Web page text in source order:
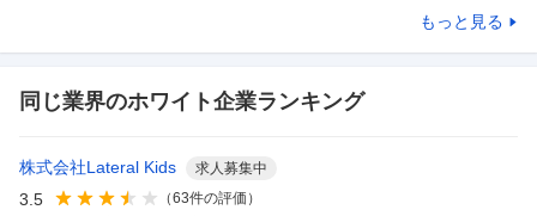
もっと見る
同じ業界のホワイト企業ランキング
株式会社Lateral Kids 求人募集中
3.5 （63件の評価）